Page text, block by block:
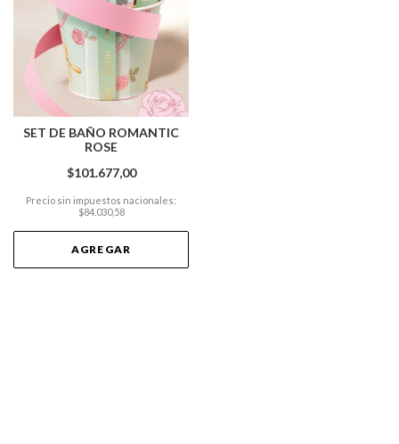
SET DE BAÑO ROMANTIC
ROSE
$101.677,00
Precio sin impuestos nacionales:
$84.030,58
AGREGAR